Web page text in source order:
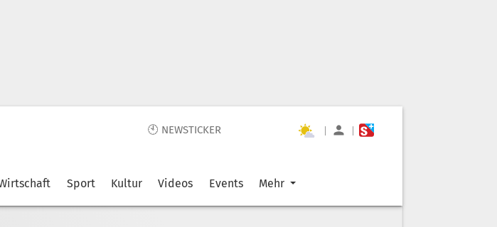
🕙 NEWSTICKER | |
Sport Kultur Videos Events Mehr